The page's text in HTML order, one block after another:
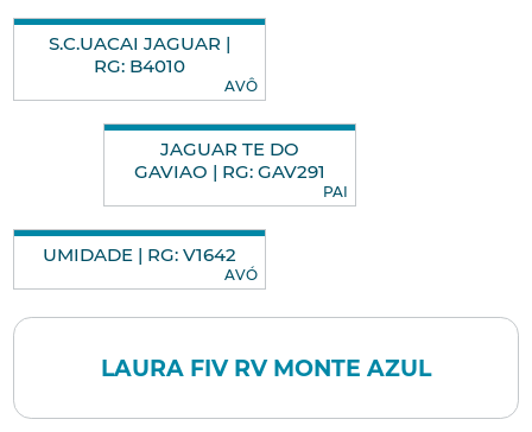
S.C.UACAI JAGUAR |
RG: B4010
AVÔ
JAGUAR TE DO
GAVIAO | RG: GAV291
PAI
UMIDADE | RG: V1642
AVÓ
LAURA FIV RV MONTE AZUL